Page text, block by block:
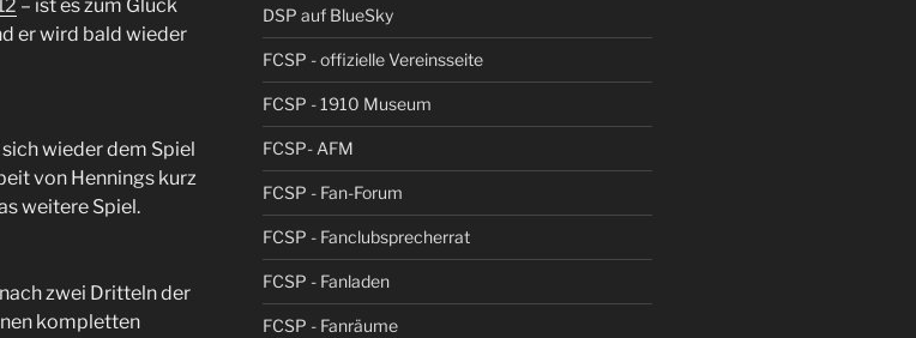
– ist es zum Glück
er wird bald wieder
wieder dem Spiel
von Hennings kurz
weitere Spiel.
zwei Dritteln der
kompletten
DSP auf BlueSky
FCSP - offizielle Vereinsseite
FCSP - 1910 Museum
FCSP- AFM
FCSP - Fan-Forum
FCSP - Fanclubsprecherrat
FCSP - Fanladen
FCSP - Fanräume